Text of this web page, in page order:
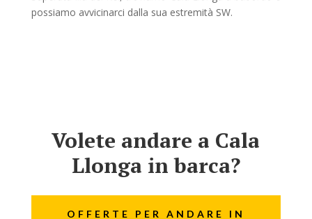
possiamo avvicinarci dalla sua estremità SW.
Volete andare a Cala
Llonga in barca?
OFFERTE PER ANDARE IN